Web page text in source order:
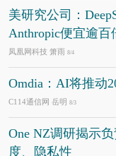
美研究公司：
Anthropic便宜逾百
凤凰网科技 箫雨 8/4
Omdia：AI将推动
C114通信网 岳明 8/3
One NZ调研揭示
度、隐私性